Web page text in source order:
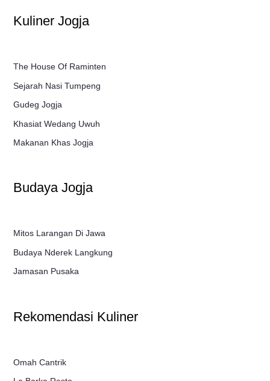
Kuliner Jogja
The House Of Raminten
Sejarah Nasi Tumpeng
Gudeg Jogja
Khasiat Wedang Uwuh
Makanan Khas Jogja
Budaya Jogja
Mitos Larangan Di Jawa
Budaya Nderek Langkung
Jamasan Pusaka
Rekomendasi Kuliner
Omah Cantrik